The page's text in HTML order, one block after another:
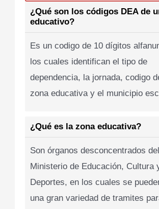
¿Qué son los códigos DEA de
educativo?
Es un codigo de 10 dígitos
los cuales identifican el tipo de
dependencia, la jornada, codigo
zona educativa y el municipio
¿Qué es la zona educativa?
Son órganos desconcentrados del
Ministerio de Educación, Cultura
Deportes, en los cuales se
una gran variedad de tramites